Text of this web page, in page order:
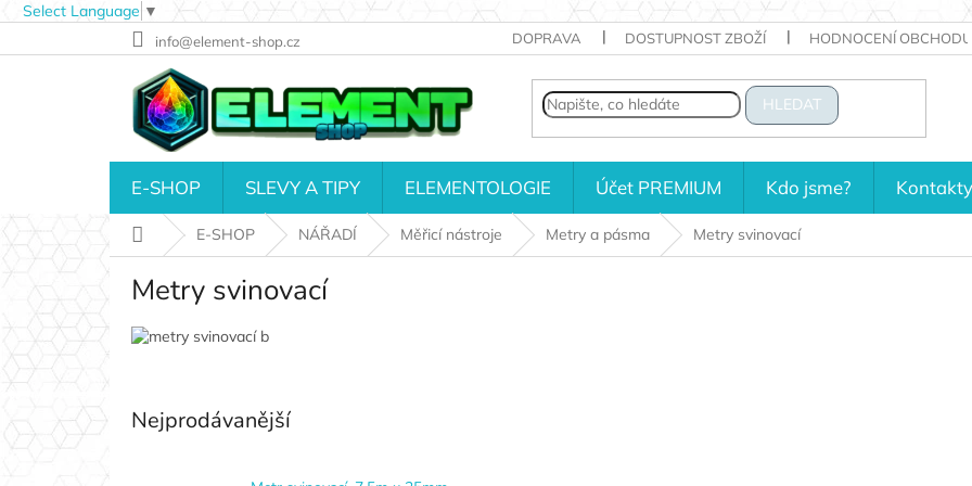
Select Language ▼
na
info@element-shop.cz DOPRAVA DOSTUPNOST ZBOŽÍ HODNOCENÍ OBCHODU
HLEDAT
E-SHOP SLEVY A TIPY ELEMENTOLOGIE Účet PREMIUM Kdo jsme? Kontakty
Domů E-SHOP NÁŘADÍ Měřicí nástroje Metry a pásma Metry svinovací
Metry svinovací
Nejprodávanější